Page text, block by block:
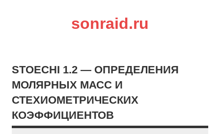
sonraid.ru
STOECHI 1.2 — ОПРЕДЕЛЕНИЯ
МОЛЯРНЫХ МАСС И
СТЕХИОМЕТРИЧЕСКИХ
КОЭФФИЦИЕНТОВ